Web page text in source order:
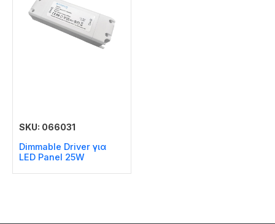
SKU: 066031
Dimmable Driver για
LED Panel 25W